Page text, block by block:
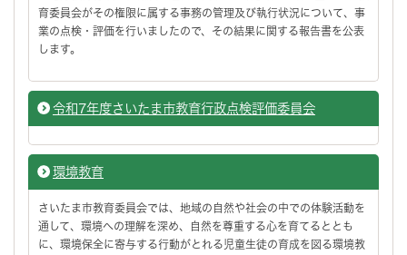
育委員会がその権限に属する事務の管理及び執行状況について、事
業の点検・評価を行いましたので、その結果に関する報告書を公表
します。
令和7年度さいたま市教育行政点検評価委員会
環境教育
さいたま市教育委員会では、地域の自然や社会の中での体験活動を
通して、環境への理解を深め、自然を尊重する心を育てるととも
に、環境保全に寄与する行動がとれる児童生徒の育成を図る環境教